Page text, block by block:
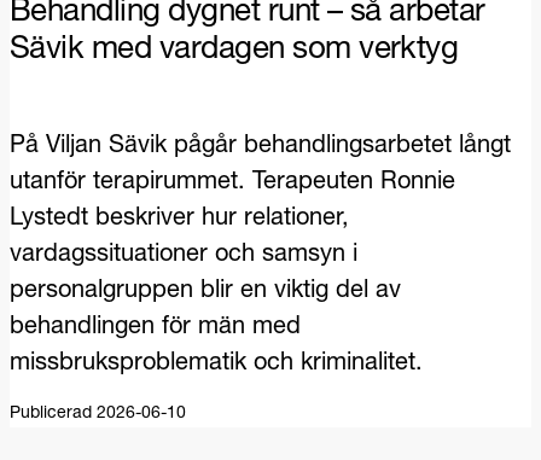
Behandling dygnet runt – så arbetar
Sävik med vardagen som verktyg
På Viljan Sävik pågår behandlingsarbetet långt
utanför terapirummet. Terapeuten Ronnie
Lystedt beskriver hur relationer,
vardagssituationer och samsyn i
personalgruppen blir en viktig del av
behandlingen för män med
missbruksproblematik och kriminalitet.
Publicerad 2026-06-10